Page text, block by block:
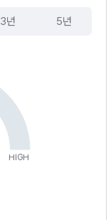
3년 5년
HIGH